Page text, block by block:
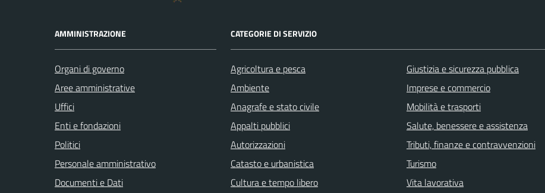
AMMINISTRAZIONE
Organi di governo
Aree amministrative
Uffici
Enti e fondazioni
Politici
Personale amministrativo
Documenti e Dati
CATEGORIE DI SERVIZIO
Agricoltura e pesca
Ambiente
Anagrafe e stato civile
Appalti pubblici
Autorizzazioni
Catasto e urbanistica
Cultura e tempo libero
Giustizia e sicurezza pubblica
Imprese e commercio
Mobilità e trasporti
Salute, benessere e assistenza
Tributi, finanze e contravvenzioni
Turismo
Vita lavorativa